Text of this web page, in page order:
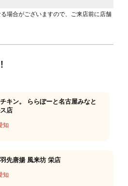
場合がございますので、ご来店前に店舗
キン。 ららぽーと名古屋みなと
店
知
先唐揚 風来坊 栄店
知